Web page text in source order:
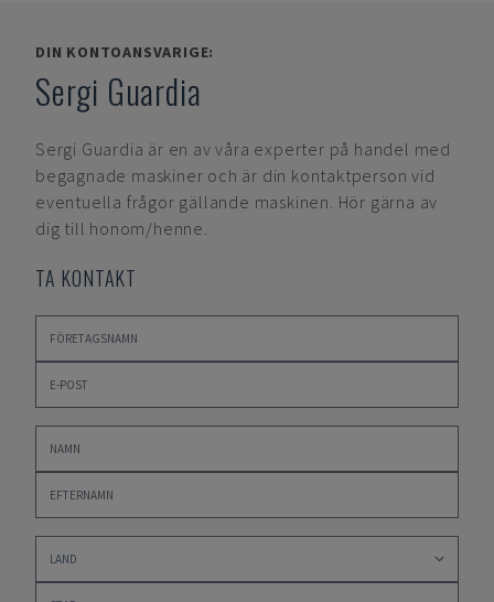
DIN KONTOANSVARIGE:
Sergi Guardia
Sergi Guardia är en av våra experter på handel med
begagnade maskiner och är din kontaktperson vid
eventuella frågor gällande maskinen. Hör gärna av
dig till honom/henne.
TA KONTAKT